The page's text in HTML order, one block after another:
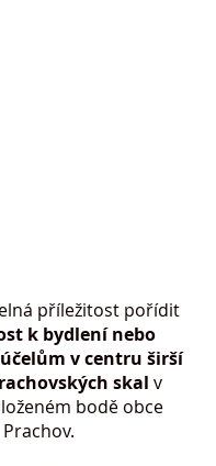
příležitost pořídit
k bydlení nebo
v centru širší
skal v
bodě obce
Prachov.